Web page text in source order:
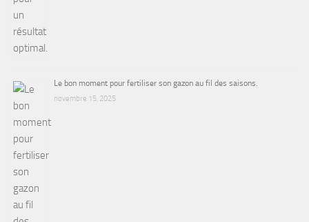
Le bon moment pour fertiliser son gazon au fil des saisons.
novembre 15, 2025